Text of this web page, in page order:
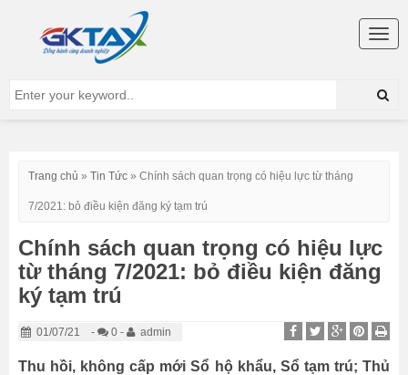
Trang chủ » Tin Tức » Chính sách quan trọng có hiệu lực từ tháng
7/2021: bỏ điều kiện đăng ký tạm trú
Chính sách quan trọng có hiệu lực
từ tháng 7/2021: bỏ điều kiện đăng
ký tạm trú
01/07/21 - 0 - admin
Thu hồi, không cấp mới Sổ hộ khẩu, Sổ tạm trú; Thủ